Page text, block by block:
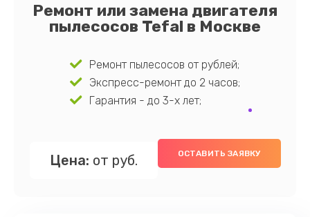
Ремонт или замена двигателя
пылесосов Tefal в Москве
Ремонт пылесосов от рублей;
Экспресс-ремонт до 2 часов;
Гарантия - до 3-х лет;
Цена: от руб. ОСТАВИТЬ ЗАЯВКУ